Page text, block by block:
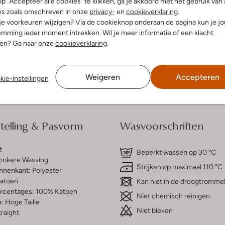
zoals omschreven in onze privacy- en cookieverklaring.
voorkeuren wijzigen? Via de cookieknop onderaan de pagina kun je
ieder moment intrekken. Wil je meer informatie of een klacht
Ga naar onzecookieverklaring.
instellingen Weigeren Accepteren
de look Ontdek de look
& retourneren
& Pasvorm
Wassing
Polyester
100% Katoen
Hoge Taille
Wasvoorschriften
Beperkt wassen op 30 °C
Strijken op maximaal 110 °C
Kan niet in de droogtrommel
Niet chemisch reinigen
Niet bleken